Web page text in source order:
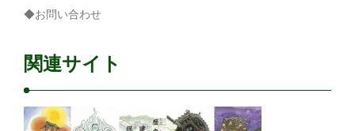
◆お問い合わせ
関連サイト